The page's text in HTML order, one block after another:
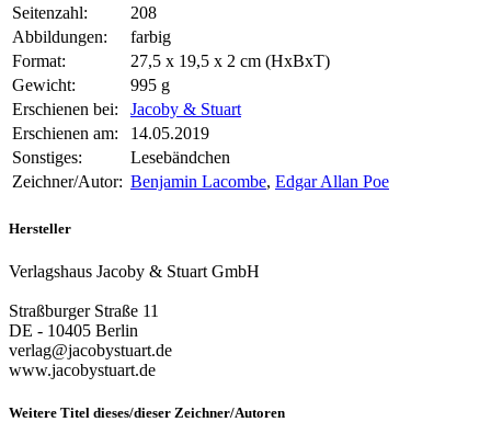
Seitenzahl:
208
Abbildungen:
farbig
Format:
27,5 x 19,5 x 2 cm (HxBxT)
Gewicht:
995 g
Erschienen bei:
Jacoby & Stuart
Erschienen am:
14.05.2019
Sonstiges:
Lesebändchen
Zeichner/Autor: Benjamin Lacombe, Edgar Allan Poe
Hersteller
Verlagshaus Jacoby & Stuart GmbH
Straßburger Straße 11
DE - 10405 Berlin
verlag@jacobystuart.de
www.jacobystuart.de
Weitere Titel dieses/dieser Zeichner/Autoren